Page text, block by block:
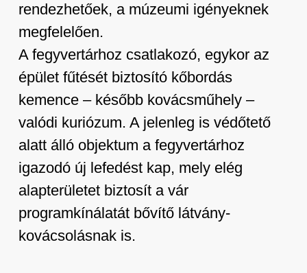
rendezhetőek, a múzeumi igényeknek
megfelelően.
A fegyvertárhoz csatlakozó, egykor az
épület fűtését biztosító kőbordás
kemence – később kovácsműhely –
valódi kuriózum. A jelenleg is védőtető
alatt álló objektum a fegyvertárhoz
igazodó új lefedést kap, mely elég
alapterületet biztosít a vár
programkínálatát bővítő látvány-
kovácsolásnak is.